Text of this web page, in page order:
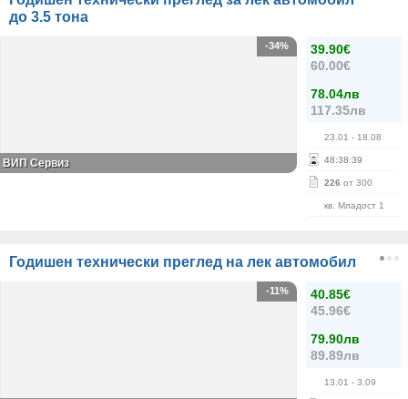
до 3.5 тона
39.90€
60.00€
78.04лв
117.35лв
23.01 - 18.08
48:38:39
226 от 300
кв. Младост 1
-34%
ВИП Сервиз
Годишен технически преглед на лек автомобил
40.85€
45.96€
79.90лв
89.89лв
13.01 - 3.09
-11%